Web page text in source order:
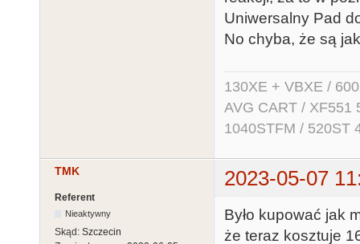
Uniwersalny Pad
No chyba, że są
130XE + VBXE /
AVG CART / XF551
1040STFM / 520ST
TMK 2023-05-07
Referent
Nieaktywny
Skąd: Szczecin
Było kupować jak
że teraz kosztuje